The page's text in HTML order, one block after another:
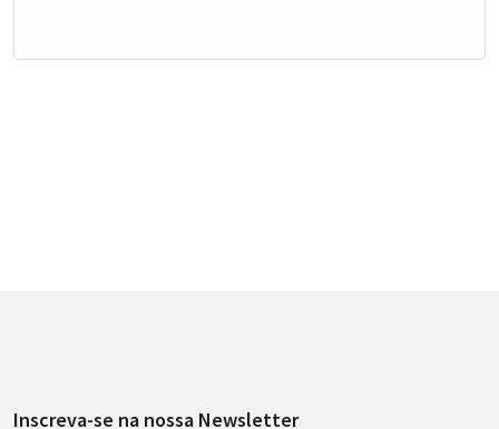
Inscreva-se na nossa Newsletter